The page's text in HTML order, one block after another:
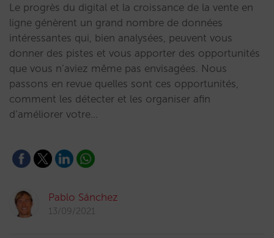
Le progrès du digital et la croissance de la vente en
ligne génèrent un grand nombre de données
intéressantes qui, bien analysées, peuvent vous
donner des pistes et vous apporter des opportunités
que vous n’aviez même pas envisagées. Nous
passons en revue quelles sont ces opportunités,
comment les détecter et les organiser afin
d’améliorer votre…
Pablo Sánchez
13/09/2021